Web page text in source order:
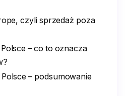
czyli sprzedaż poza
– co to oznacza
– podsumowanie